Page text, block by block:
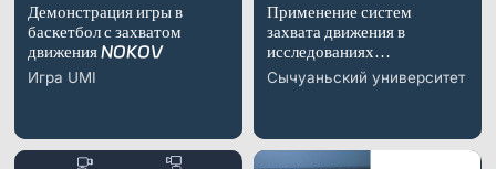
Демонстрация игры в
баскетбол с захватом
движения NOKOV
Игра UMI
Применение систем
захвата движения в
исследованиях
бесконечных роботов с
проводным управлением
Сычуаньский университет